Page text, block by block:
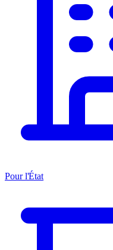
Pour l'État